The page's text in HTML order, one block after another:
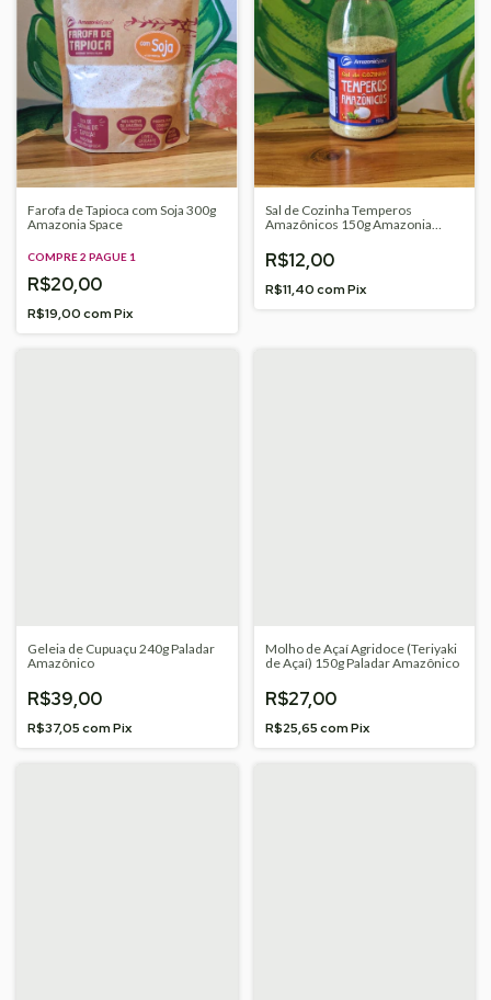
Farofa de Tapioca com Soja 300g
Amazonia Space
COMPRE 2 PAGUE 1
R$20,00
R$19,00comPix
Sal de Cozinha Temperos
Amazônicos 150g Amazonia
R$12,00
R$11,40comPix
Geleia de Cupuaçu 240g Paladar
Amazônico
R$39,00
R$37,05comPix
Molho de Açaí Agridoce (Teriyaki
de Açaí) 150g Paladar Amazônico
R$27,00
R$25,65comPix